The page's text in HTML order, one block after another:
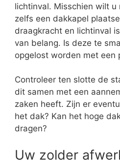
lichtinval. Misschien wilt
zelfs een dakkapel
draagkracht en lichtinval
van belang. Is deze te
opgelost worden met een
Controleer ten slotte de
dit samen met een
zaken heeft. Zijn er
het dak? Kan het hoge
dragen?
Uw zolder